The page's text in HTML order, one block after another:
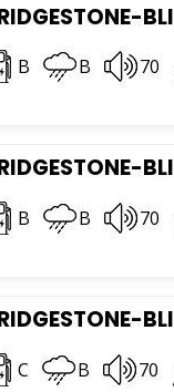
B B 70
B B 70
C B 70